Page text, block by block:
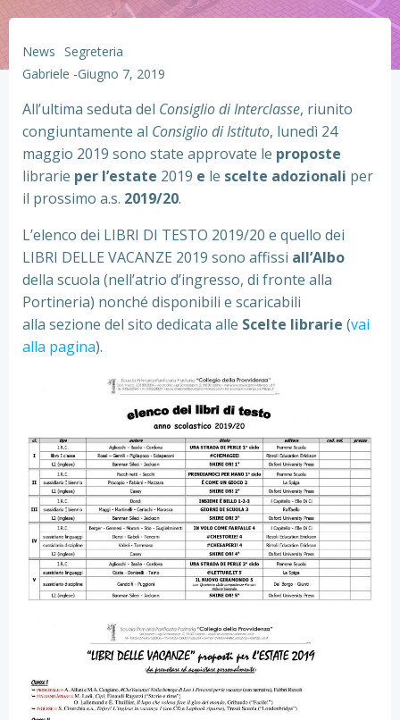
News Segreteria
Gabriele -Giugno 7, 2019
All’ultima seduta del Consiglio di Interclasse, riunito
congiuntamente al Consiglio di Istituto, lunedì 24
maggio 2019 sono state approvate le proposte
librarie per l’estate 2019 e le scelte adozionali per
il prossimo a.s. 2019/20.
L’elenco dei LIBRI DI TESTO 2019/20 e quello dei
LIBRI DELLE VACANZE 2019 sono affissi all’Albo
della scuola (nell’atrio d’ingresso, di fronte alla
Portineria) nonché disponibili e scaricabili
alla sezione del sito dedicata alle Scelte librarie (vai
alla pagina).